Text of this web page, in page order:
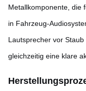
Metallkomponente, die
in Fahrzeug-
Lautsprecher vor
gleichzeitig eine klare